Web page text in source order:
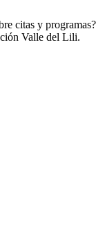
citas y programas?
Valle del Lili.